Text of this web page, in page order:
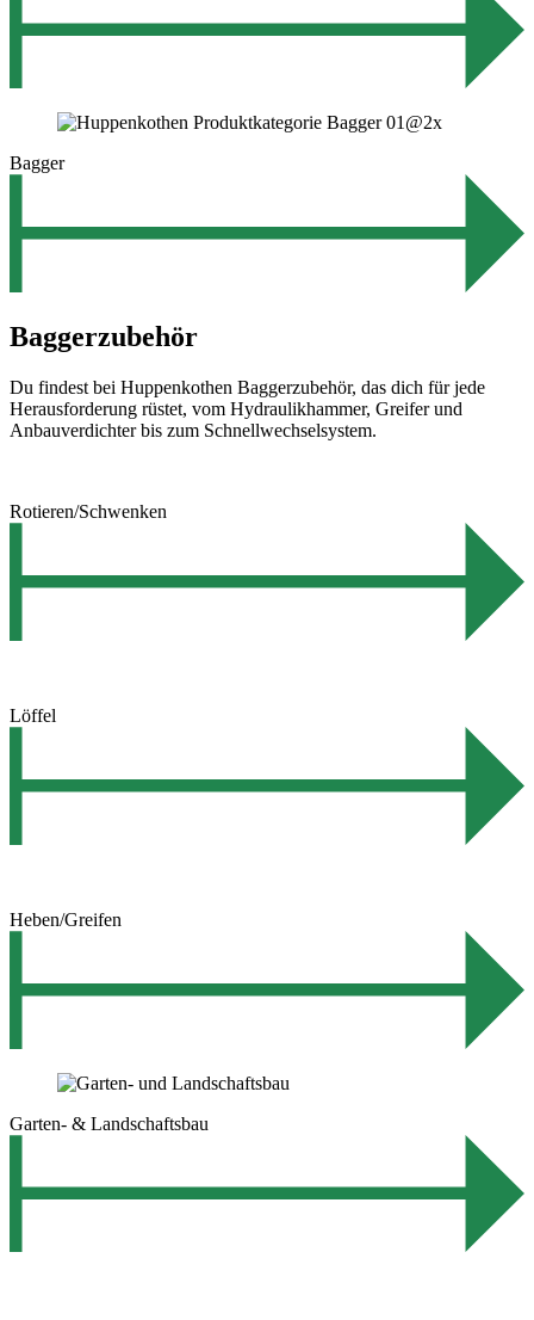
Bagger
Baggerzubehör
Du findest bei Huppenkothen Baggerzubehör, das dich für jede
Herausforderung rüstet, vom Hydraulikhammer, Greifer und
Anbauverdichter bis zum Schnellwechselsystem.
Rotieren/Schwenken
Löffel
Heben/Greifen
Garten- & Landschaftsbau